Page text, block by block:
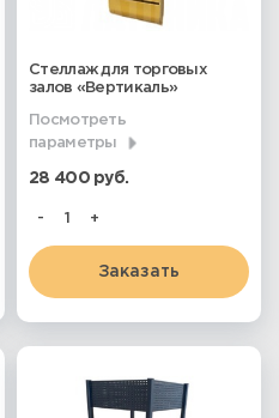
Стеллаж для торговых
залов «Вертикаль»
Посмотреть
параметры
28 400 руб.
Заказать
- +